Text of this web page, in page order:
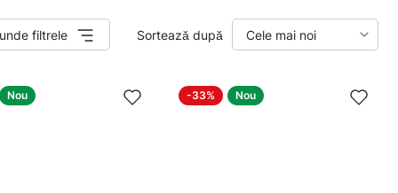
filtrele Sortează după
Nou -33% Nou